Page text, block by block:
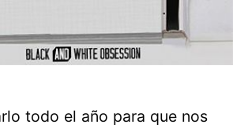
todo el año para que nos